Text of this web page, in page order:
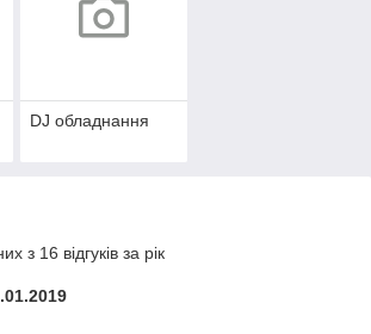
DJ обладнання
з 16 відгуків за рік